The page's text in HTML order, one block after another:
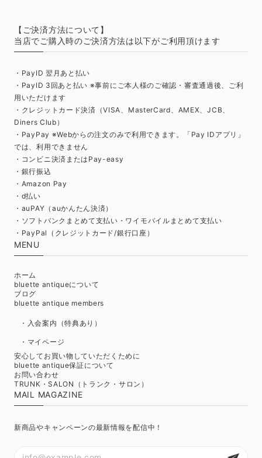
【ご決済方法について】
当店でご購入時のご決済方法は以下がご利用頂けます
・PayID 翌月あと払い
・PayID 3回あと払い ※事前にご本人様のご確認・審査通過後、ご利
用いただけます
・クレジットカード決済（VISA、MasterCard、AMEX、JCB、
Diners Club）
・PayPay ※Webからの注文のみで利用できます。「Pay IDアプリ」
では、利用できません
・コンビニ決済またはPay-easy
・銀行振込
・Amazon Pay
・d払い
・auPAY（auかんたん決済）
・ソフトバンクまとめて支払い・ワイモバイルまとめて支払い
・PayPal（クレジットカード/銀行口座）
MENU
ホーム
bluette antiqueについて
ブログ
bluette antique members
・入会案内（特典あり）
・マイページ
安心してお買い物していただくために
bluette antique保証について
お問い合わせ
TRUNK・SALON（トランク・サロン）
MAIL MAGAZINE
新商品やキャンペーンの最新情報を配信中！